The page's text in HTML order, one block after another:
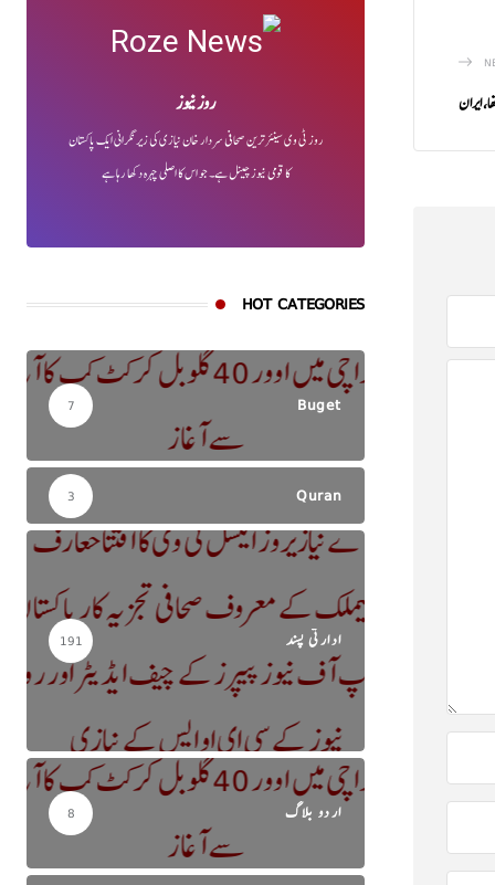
ایران روز نیوز
روز ٹی وی سینئر ترین صحافی سردار خان نیازی کی زیر نگرانی ایک پاکستان
کا قومی نیوز چینل ہے۔ جو اس کا اصلی چہرہ دکھا رہا ہے
HOT CATEGORIES
Buget
7
Quran
3
ادارتی پسند 191
اردو بلاگ 8